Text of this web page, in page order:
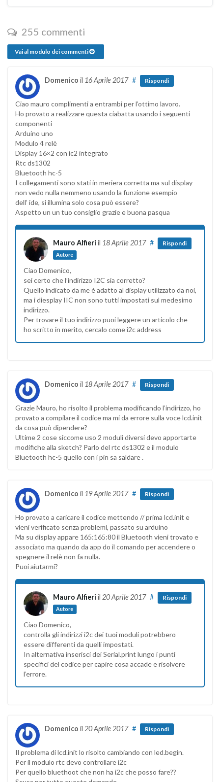
255 commenti
Vai al modulo dei commenti
Domenico il 16 Aprile 2017 # Rispondi
Ciao mauro complimenti a entrambi per l’ottimo lavoro.
Ho provato a realizzare questa ciabatta usando i seguenti
componenti
Arduino uno
Modulo 4 relè
Display 16×2 con ic2 integrato
Rtc ds1302
Bluetooth hc-5
I collegamenti sono stati in meriera corretta ma sul display
non vedo nulla nemmeno usando la funzione esempio
dell’ ide, si illumina solo cosa può essere?
Aspetto un un tuo consiglio grazie e buona pasqua
Mauro Alfieri il 18 Aprile 2017
Autore
# Rispondi
Ciao Domenico,
sei certo che l’indirizzo I2C sia corretto?
Quello indicato da me è adatto al display utilizzato da noi,
ma i diesplay IIC non sono tutti impostati sul medesimo
indirizzo.
Per trovare il tuo indirizzo puoi leggere un articolo che
ho scritto in merito, cercalo come i2c address
Domenico il 18 Aprile 2017 # Rispondi
Grazie Mauro, ho risolto il problema modificando l’indirizzo, ho
provato a compilare il codice ma mi da errore sulla voce lcd.init
da cosa può dipendere?
Ultime 2 cose siccome uso 2 moduli diversi devo apportarte
modifiche alla sketch? Parlo del rtc ds1302 e il modulo
Bluetooth hc-5 quello con i pin sa saldare .
Domenico il 19 Aprile 2017 # Rispondi
Ho provato a caricare il codice mettendo // prima lcd.init e
vieni verificato senza problemi, passato su arduino
Ma su display appare 165:165:80 il Bluetooth vieni trovato e
associato ma quando da app do il comando per accendere o
spegnere il relè non fa nulla.
Puoi aiutarmi?
Mauro Alfieri il 20 Aprile 2017
Autore
# Rispondi
Ciao Domenico,
controlla gli indirizzi i2c dei tuoi moduli potrebbero
essere differenti da quelli impostati.
In alternativa inserisci dei Serial.print lungo i punti
specifici del codice per capire cosa accade e risolvere
l’errore.
Domenico il 20 Aprile 2017 # Rispondi
Il problema di lcd.init lo risolto cambiando con led.begin.
Per il modulo rtc devo controllare i2c
Per quello bluethoot che non ha i2c che posso fare??